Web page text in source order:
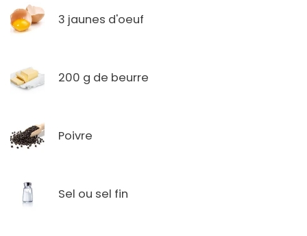
3 jaunes d'oeuf
200 g de beurre
Poivre
Sel ou sel fin